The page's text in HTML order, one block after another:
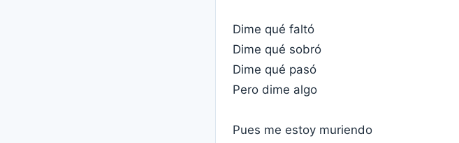
Dime qué faltó
Dime qué sobró
Dime qué pasó
Pero dime algo
Pues me estoy muriendo